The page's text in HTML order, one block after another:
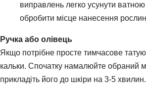
виправлень легко усунути
обробити місце нанесення
Ручка або олівець
Якщо потрібне просте тимчасове
кальки. Спочатку намалюйте обраний
прикладіть його до шкіри на 3-5